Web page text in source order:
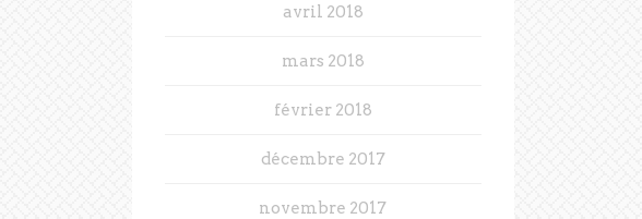
avril 2018
mars 2018
février 2018
décembre 2017
novembre 2017